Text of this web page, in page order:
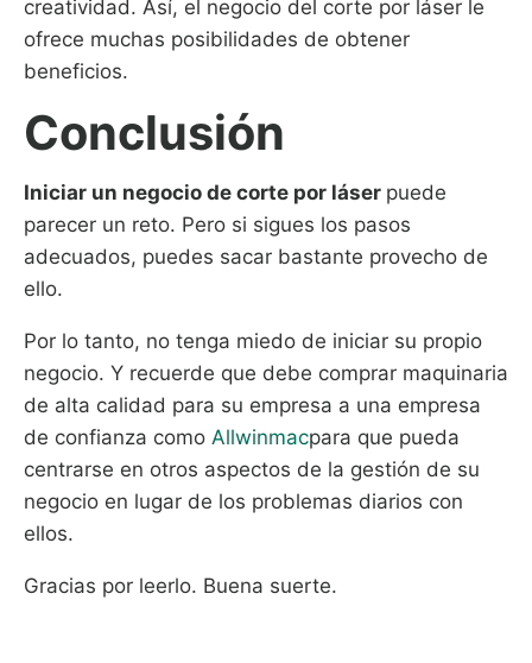
creatividad. Así, el negocio del corte por láser le
ofrece muchas posibilidades de obtener
beneficios.
Conclusión
Iniciar un negocio de corte por láser puede
parecer un reto. Pero si sigues los pasos
adecuados, puedes sacar bastante provecho de
ello.
Por lo tanto, no tenga miedo de iniciar su propio
negocio. Y recuerde que debe comprar maquinaria
de alta calidad para su empresa a una empresa
de confianza como Allwinmacpara que pueda
centrarse en otros aspectos de la gestión de su
negocio en lugar de los problemas diarios con
ellos.
Gracias por leerlo. Buena suerte.